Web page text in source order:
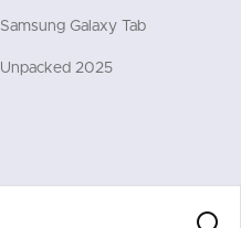
Samsung Galaxy Tab
Unpacked 2025